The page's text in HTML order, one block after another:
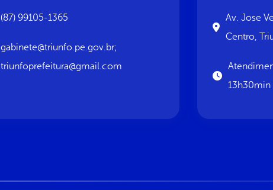
(87) 99105-1365
gabinete@triunfo.pe.gov.br;
triunfoprefeitura@gmail.com
Av. Jose
Centro,
13h30min